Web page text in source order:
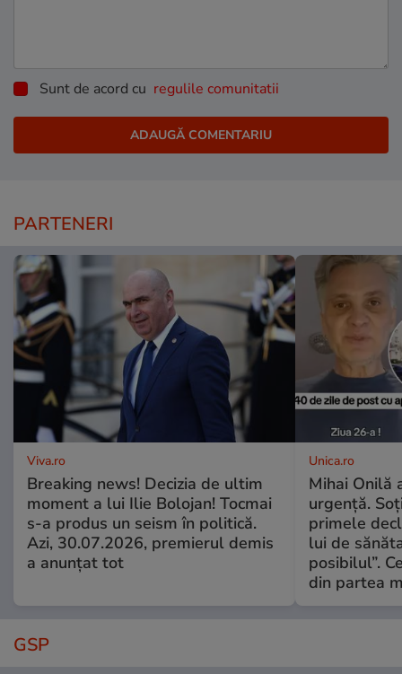
Sunt de acord cu regulile comunitatii
PARTENERI
Viva.ro
Breaking news! Decizia de ultim
moment a lui Ilie Bolojan! Tocmai
s-a produs un seism în politică.
Azi, 30.07.2026, premierul demis
a anunțat tot
Unica.ro
Mihai Onilă
urgență.
primele
lui de
posibilul”.
din partea
GSP